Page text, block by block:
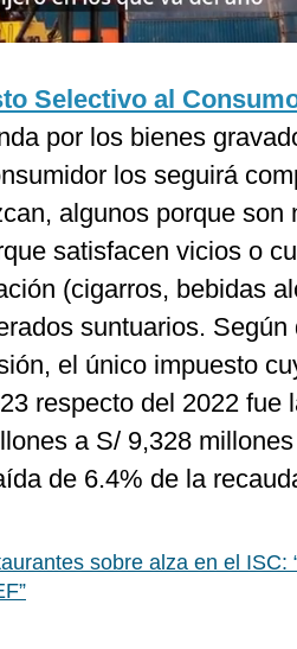
Selectivo al
por los bienes
los seguirá
algunos porque son
satisfacen vicios o
(cigarros, bebidas
suntuarios. Según
el único impuesto
respecto del 2022 fue
a S/ 9,328
de 6.4% de la
sobre alza en el ISC: